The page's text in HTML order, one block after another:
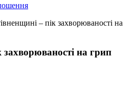
– пік захворюваності на
на грип